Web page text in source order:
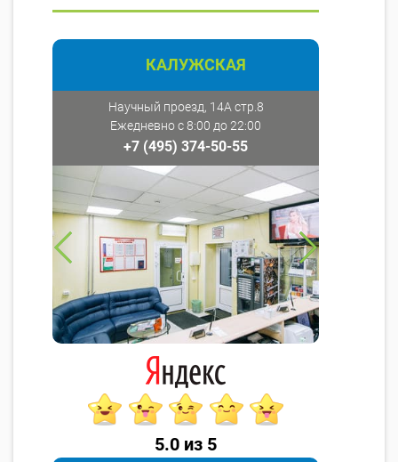
КАЛУЖСКАЯ
Научный проезд, 14А стр.8
Ежедневно с 8:00 до 22:00
+7 (495) 374-50-55
5.0 из 5